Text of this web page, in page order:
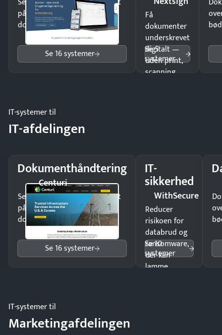
på minutter og mist ingen
dokumenter.
Se 16 systemer
Få
dokumenter
underskrevet
digitalt —
uden print,
scanning
Se 5
systemer
IT-systemer til
IT-afdelingen
Dokumenthåndtering
Centuri
Send kontrakter til underskrift
på minutter og mist ingen
dokumenter.
Se 16 systemer
IT-
sikkerhed
WithSecure
Reducer
risikoen for
databrud og
ransomware,
der kan
lamme
Se 10
systemer
IT-systemer til
Marketingafdelingen